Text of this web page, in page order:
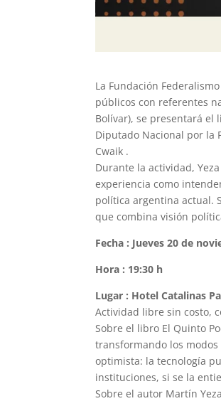
La Fundación
públicos con referentes
Bolívar), se presentará el
Diputado Nacional por la
Cwaik .
Durante la actividad,
experiencia como
política argentina actual.
que combina visión
Fecha : Jueves 20 de
Hora : 19:30 h
Lugar : Hotel Catalinas
Actividad libre sin costo,
Sobre el libro El Quinto
transformando los
optimista: la tecnología
instituciones, si se la
Sobre el autor Martín